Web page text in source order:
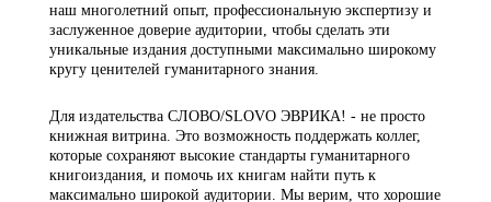
наш многолетний опыт, профессиональную экспертизу и
заслуженное доверие аудитории, чтобы сделать эти
уникальные издания доступными максимально широкому
кругу ценителей гуманитарного знания.
Для издательства СЛОВО/SLOVO ЭВРИКА! - не просто
книжная витрина. Это возможность поддержать коллег,
которые сохраняют высокие стандарты гуманитарного
книгоиздания, и помочь их книгам найти путь к
максимально широкой аудитории. Мы верим, что хорошие